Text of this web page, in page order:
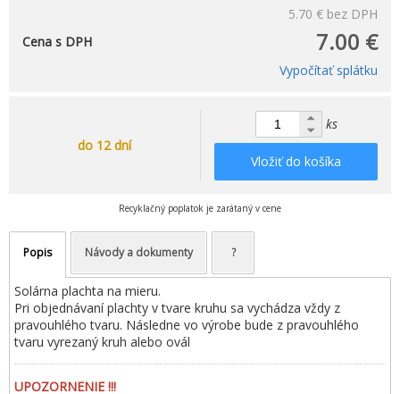
5.70 € bez DPH
7.00 €
Cena s DPH
Vypočítať splátku
do 12 dní
ks
Vložiť do košíka
Recyklačný poplatok je zarátaný v cene
Popis Návody a dokumenty ?
Solárna plachta na mieru.
Pri objednávaní plachty v tvare kruhu sa vychádza vždy z
pravouhlého tvaru. Následne vo výrobe bude z pravouhlého
tvaru vyrezaný kruh alebo ovál
UPOZORNENIE !!!